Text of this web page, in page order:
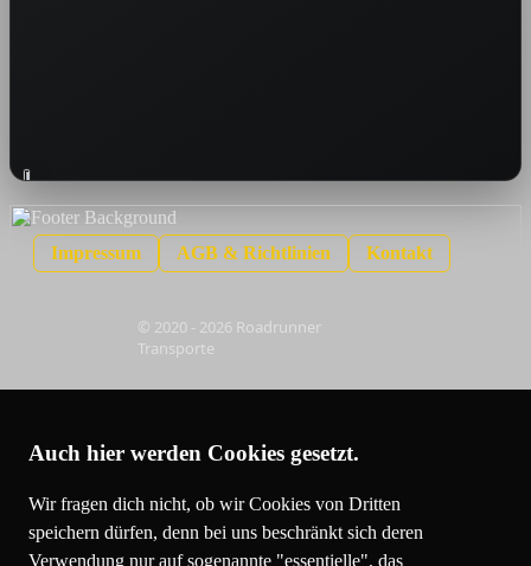
Auch hier werden Cookies gesetzt.
Wir fragen dich nicht, ob wir Cookies von Dritten
speichern dürfen, denn bei uns beschränkt sich deren
Verwendung nur auf sogenannte "essentielle", das
Impressum AGB & Richtlinien Kontakt
© 2020 - 2026 Roadrunner
Transporte